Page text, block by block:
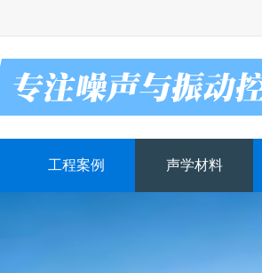
工程案例 声学材料